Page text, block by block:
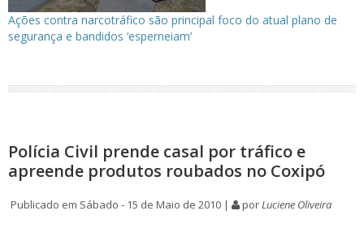
Ações contra narcotráfico são principal foco do atual plano de
segurança e bandidos ‘esperneiam’
Polícia Civil prende casal por tráfico e
apreende produtos roubados no Coxipó
Publicado em Sábado - 15 de Maio de 2010 | porLuciene Oliveira